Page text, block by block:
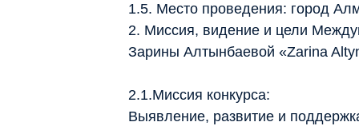
1.5. Место проведения: город
2. Миссия, видение и цели
Зарины Алтынбаевой «Zarina
2.1.Миссия конкурса:
Выявление, развитие и